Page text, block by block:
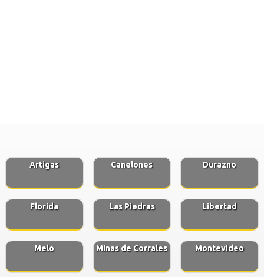
Artigas Canelones Durazno
Florida Las Piedras Libertad
Melo Minas de Corrales Montevideo